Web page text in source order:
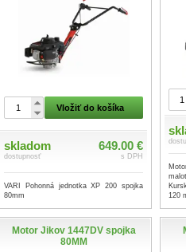
Vložiť do košíka
skladom
dostupnosť
649.00 €
s DPH
VARI Pohonná jednotka XP 200 spojka
80mm
120
Motor Jikov 1447DV spojka
80MM